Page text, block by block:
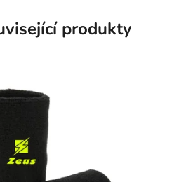
produkty